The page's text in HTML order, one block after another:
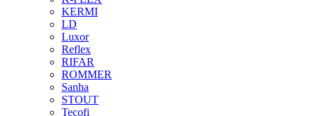
KERMI
LD
Luxor
Reflex
RIFAR
ROMMER
Sanha
STOUT
Tecofi